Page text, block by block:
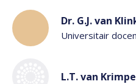
Dr. G.J. van
Universitair
L.T. van